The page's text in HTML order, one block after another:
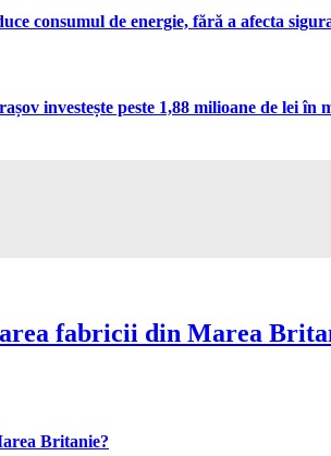
consumul de energie, fără a afecta
investește peste 1,88 milioane de lei
fabricii din Marea
Britanie?